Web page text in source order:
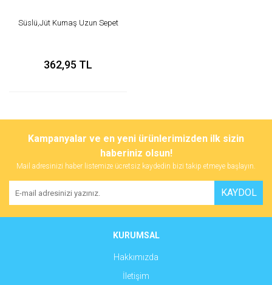
Süslü,Jüt Kumaş Uzun Sepet
362,95 TL
Kampanyalar ve en yeni ürünlerimizden ilk sizin
haberiniz olsun!
Mail adresinizi haber listemize ücretsiz kaydedin bizi takip etmeye başlayın.
KAYDOL
KURUMSAL
Hakkımızda
İletişim